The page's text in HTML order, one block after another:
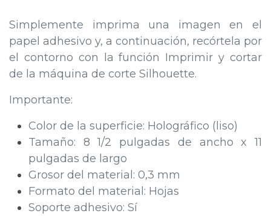
Simplemente imprima una imagen en el
papel adhesivo y, a continuación, recórtela por
el contorno con la función Imprimir y cortar
de la máquina de corte Silhouette.
Importante:
Color de la superficie: Holográfico (liso)
Tamaño: 8 1/2 pulgadas de ancho x 11
pulgadas de largo
Grosor del material: 0,3 mm
Formato del material: Hojas
Soporte adhesivo: Sí